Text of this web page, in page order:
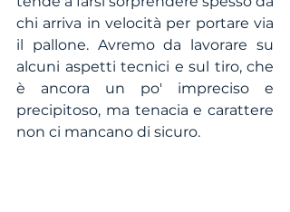
chi arriva in velocità per portare via
il pallone. Avremo da lavorare su
alcuni aspetti tecnici e sul tiro, che
è ancora un po' impreciso e
precipitoso, ma tenacia e carattere
non ci mancano di sicuro.